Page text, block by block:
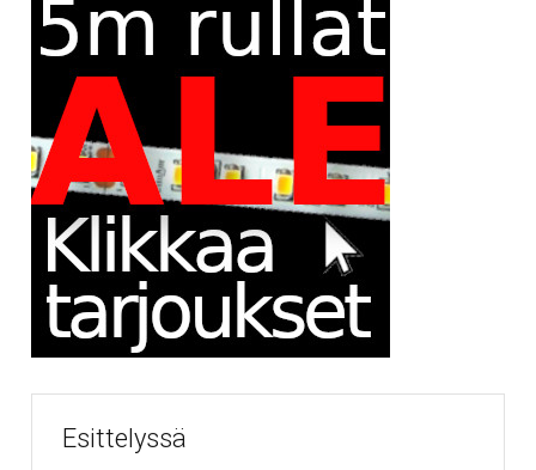
Esittelyssä